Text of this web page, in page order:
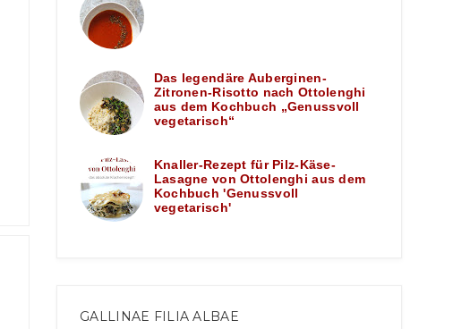
Das legendäre Auberginen-
Zitronen-Risotto nach Ottolenghi
aus dem Kochbuch „Genussvoll
vegetarisch“
Knaller-Rezept für Pilz-Käse-
Lasagne von Ottolenghi aus dem
Kochbuch 'Genussvoll
vegetarisch'
GALLINAE FILIA ALBAE